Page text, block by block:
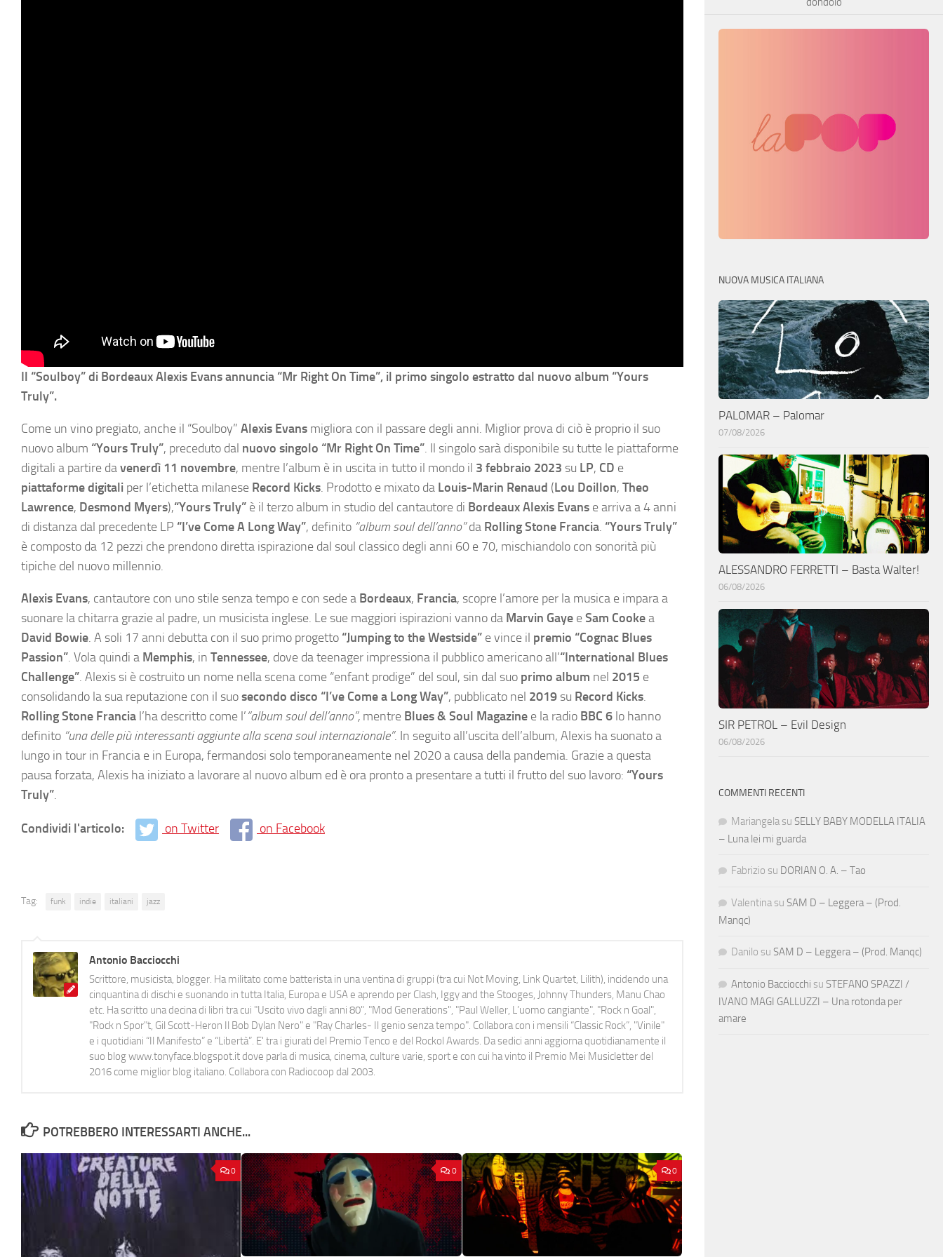
Il “Soulboy” di Bordeaux Alexis Evans annuncia “Mr Right On Time”, il primo singolo estratto dal nuovo album “Yours
Truly”.
Come un vino pregiato, anche il “Soulboy” Alexis Evans migliora con il passare degli anni. Miglior prova di ciò è proprio il suo
nuovo album “Yours Truly”, preceduto dal nuovo singolo “Mr Right On Time”. Il singolo sarà disponibile su tutte le piattaforme
digitali a partire davenerdì 11 novembre, mentre l’album è in uscita in tutto il mondo il 3 febbraio 2023 su LP, CD e
piattaforme digitali per l’etichetta milanese Record Kicks. Prodotto e mixato da Louis-Marin Renaud (Lou Doillon, Theo
Lawrence, Desmond Myers),“Yours Truly” è il terzo album in studio del cantautore di Bordeaux Alexis Evans e arriva a 4 anni
di distanza dal precedente LP “I’ve Come A Long Way”, definito “album soul dell’anno”da Rolling Stone Francia. “Yours Truly”
è composto da 12 pezzi che prendono diretta ispirazione dal soul classico degli anni 60 e 70, mischiandolo con sonorità più
tipiche del nuovo millennio.
Alexis Evans, cantautore con uno stile senza tempo e con sede a Bordeaux, Francia, scopre l’amore per la musica e impara a
suonare la chitarra grazie al padre, un musicista inglese. Le sue maggiori ispirazioni vanno da Marvin Gaye eSam Cookea
David Bowie. A soli 17 anni debutta con il suo primo progetto “Jumping to the Westside” e vince il premio “Cognac Blues
Passion”. Vola quindi a Memphis, in Tennessee, dove da teenager impressiona il pubblico americano all’“International Blues
Challenge”. Alexis si è costruito un nome nella scena come “enfant prodige” del soul, sin dal suo primo album nel 2015 e
consolidando la sua reputazione con il suosecondo disco “I’ve Come a Long Way”, pubblicato nel 2019 su Record Kicks.
Rolling Stone Francia l’ha descritto come l’“album soul dell’anno”, mentre Blues & Soul Magazine e la radio BBC 6 lo hanno
definito “una delle più interessanti aggiunte alla scena soul internazionale”. In seguito all’uscita dell’album, Alexis ha suonato a
lungo in tour in Francia e in Europa, fermandosi solo temporaneamente nel 2020 a causa della pandemia. Grazie a questa
pausa forzata, Alexis ha iniziato a lavorare al nuovo album ed è ora pronto a presentare a tutti il frutto del suo lavoro: “Yours
Truly”.
Condividi l'articolo: on Twitter on Facebook
Tag: funk indie italiani jazz
Antonio Bacciocchi
Scrittore, musicista, blogger. Ha militato come batterista in una ventina di gruppi (tra cui Not Moving, Link Quartet, Lilith), incidendo una
cinquantina di dischi e suonando in tutta Italia, Europa e USA e aprendo per Clash, Iggy and the Stooges, Johnny Thunders, Manu Chao
etc. Ha scritto una decina di libri tra cui "Uscito vivo dagli anni 80", "Mod Generations", "Paul Weller, L’uomo cangiante", "Rock n Goal",
"Rock n Spor"t, Gil Scott-Heron Il Bob Dylan Nero" e "Ray Charles- Il genio senza tempo". Collabora con i mensili “Classic Rock”, "Vinile"
e i quotidiani “Il Manifesto” e “Libertà”. E' tra i giurati del Premio Tenco e del Rockol Awards. Da sedici anni aggiorna quotidianamente il
suo blog www.tonyface.blogspot.it dove parla di musica, cinema, culture varie, sport e con cui ha vinto il Premio Mei Musicletter del
2016 come miglior blog italiano. Collabora con Radiocoop dal 2003.
POTREBBERO INTERESSARTI ANCHE...
0 0 0
NUOVA MUSICA ITALIANA
PALOMAR – Palomar
07/08/2026
ALESSANDRO FERRETTI – Basta Walter!
06/08/2026
SIR PETROL – Evil Design
06/08/2026
COMMENTI RECENTI
Mariangela su SELLY BABY MODELLA ITALIA
– Luna lei mi guarda
Fabrizio su DORIAN O. A. – Tao
Valentina su SAM D – Leggera – (Prod.
Manqc)
Danilo su SAM D – Leggera – (Prod. Manqc)
Antonio Bacciocchi su STEFANO SPAZZI /
IVANO MAGI GALLUZZI – Una rotonda per
amare